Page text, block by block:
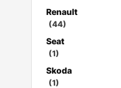
Renault
(44)
Seat
(1)
Skoda
(1)